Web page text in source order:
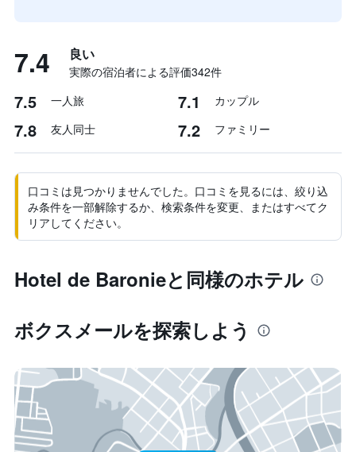
7.4 良い
実際の宿泊者による評価342​件
7.5 一人旅 7.1 カップル
7.8 友人同士 7.2 ファミリー
口コミは見つかりませんでした。口コミを見るには、絞り込
み条件を一部解除するか、検索条件を変更、またはすべてク
リアしてください。
Hotel de Baronieと同様のホテル
ボクスメール​を探索しよう